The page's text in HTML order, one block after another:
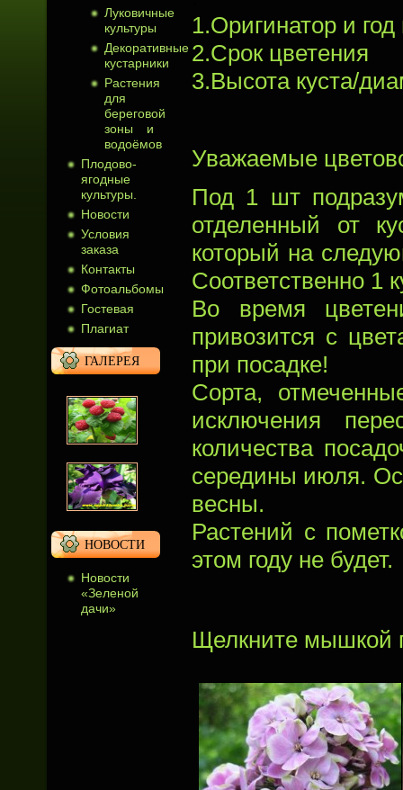
Луковичные
культуры
Декоративные
кустарники
Растения
для
береговой
зоны и
водоёмов
Плодово-
ягодные
культуры.
Новости
Условия
заказа
Контакты
Фотоальбомы
Гостевая
Плагиат
ГАЛЕРЕЯ
НОВОСТИ
Новости
«Зеленой
дачи»
1.Оригинатор и
2.Срок цветения
3.Высота куста/
Уважаемые
Под 1 шт
отделенный от
который на
Соответственно 1
Во время
привозится с
при посадке!
Сорта,
исключения
количества
середины июля.
весны.
Растений с
этом году не будет.
Щелкните мышкой